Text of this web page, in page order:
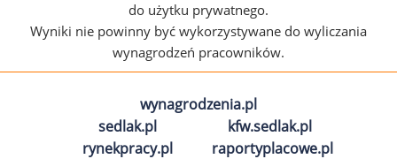
do użytku prywatnego.
Wyniki nie powinny być wykorzystywane do wyliczania
wynagrodzeń pracowników.
wynagrodzenia.pl
sedlak.pl
kfw.sedlak.pl
rynekpracy.pl
raportyplacowe.pl